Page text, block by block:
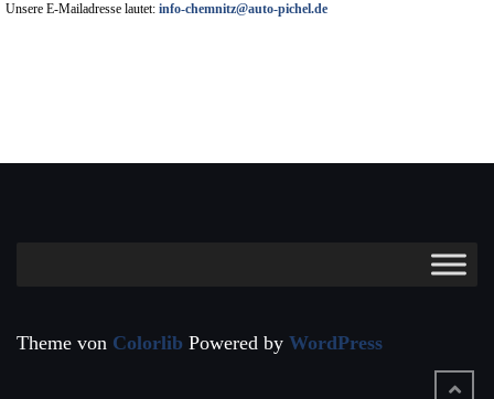
Unsere E-Mailadresse lautet: info-chemnitz@auto-pichel.de
Theme von Colorlib Powered by WordPress